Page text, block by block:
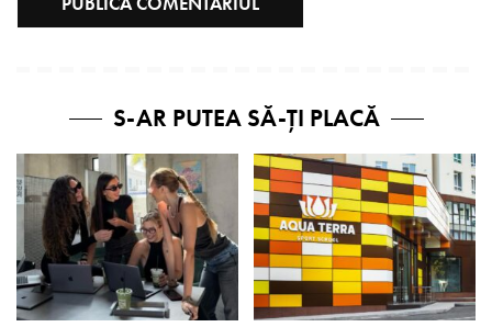
S-AR PUTEA SĂ-ȚI PLACĂ